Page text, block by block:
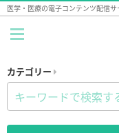
医学・医療の電子コンテンツ配信サ
カテゴリー